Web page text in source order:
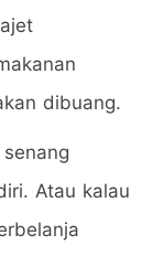
dibuang.
Atau kalau